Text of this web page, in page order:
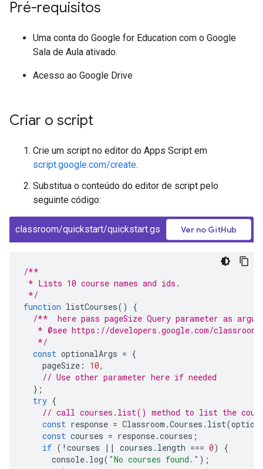
Pré-requisitos
Uma conta do Google for Education com o Google
Sala de Aula ativado.
Acesso ao Google Drive
Criar o script
Crie um script no editor do Apps Script em
script.google.com/create.
Substitua o conteúdo do editor de script pelo
seguinte código:
classroom/quickstart/quickstart.gs Ver no GitHub
/**
* Lists 10 course names and ids.
*/
function listCourses()
{
/**  here pass pageSize Query parameter as
* @see https://developers.google.com/
   */
const optionalArgs = {
pageSize : 10,
// Use other parameter here if needed
};
try {
// call courses.list() method to list the
const response = Classroom .Courses . list(
const courses = response.courses ;
if ( ! courses || courses . length === 0)
{
console. log( "No courses found." );